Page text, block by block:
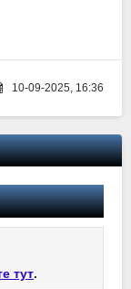
10-09-2025, 16:36
тут.